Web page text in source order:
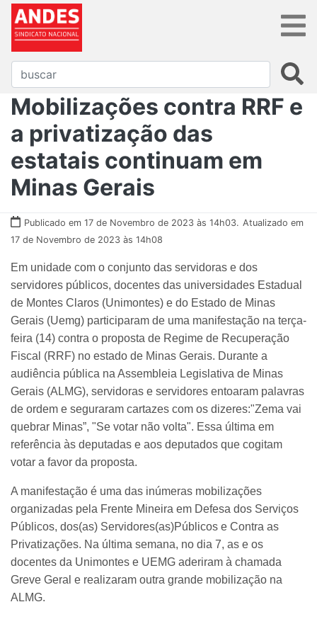
Mobilizações contra RRF e
a privatização das
estatais continuam em
Minas Gerais
Publicado em 17 de Novembro de 2023 às 14h03. Atualizado em
17 de Novembro de 2023 às 14h08
Em unidade com o conjunto das servidoras e dos
servidores públicos, docentes das universidades Estadual
de Montes Claros (Unimontes) e do Estado de Minas
Gerais (Uemg) participaram de uma manifestação na terça-
feira (14) contra o proposta de Regime de Recuperação
Fiscal (RRF) no estado de Minas Gerais. Durante a
audiência pública na Assembleia Legislativa de Minas
Gerais (ALMG), servidoras e servidores entoaram palavras
de ordem e seguraram cartazes com os dizeres:"Zema vai
quebrar Minas”, "Se votar não volta". Essa última em
referência às deputadas e aos deputados que cogitam
votar a favor da proposta.
A manifestação é uma das inúmeras mobilizações
organizadas pela Frente Mineira em Defesa dos Serviços
Públicos, dos(as) Servidores(as)Públicos e Contra as
Privatizações. Na última semana, no dia 7, as e os
docentes da Unimontes e UEMG aderiram à chamada
Greve Geral e realizaram outra grande mobilização na
ALMG.